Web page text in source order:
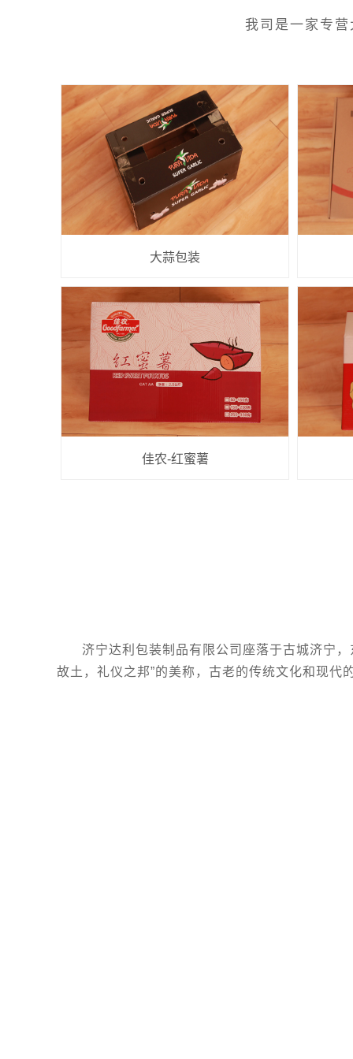
我司是一家专
大蒜包装
佳农-红蜜薯
济宁达利包装制品有限公司座落于古城济宁
故土，礼仪之邦”的美称，古老的传统文化和现代